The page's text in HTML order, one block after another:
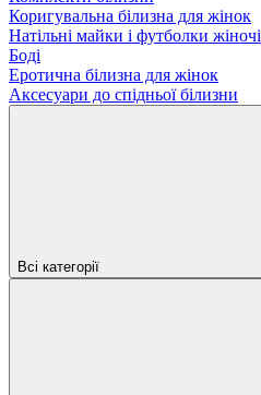
Коригувальна білизна для жінок
Натільні майки і футболки жіночі
Боді
Еротична білизна для жінок
Аксесуари до спідньої білизни
Всі категорії